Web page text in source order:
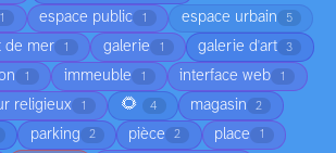
1 espace public 1 espace urbain 5
de mer 1 galerie 1 galerie d'art 3
1 immeuble 1 interface web 1
religieux 1 🌻 4 magasin 2
parking 2 pièce 2 place 1